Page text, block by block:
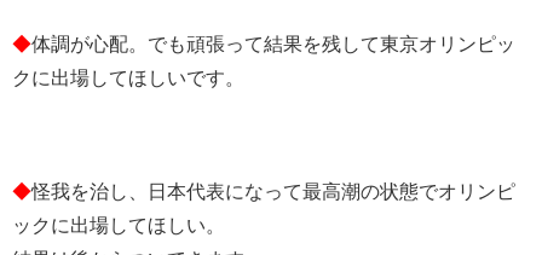
◆体調が心配。でも頑張って結果を残して東京オリンピッ
クに出場してほしいです。
◆怪我を治し、日本代表になって最高潮の状態でオリンピ
ックに出場してほしい。